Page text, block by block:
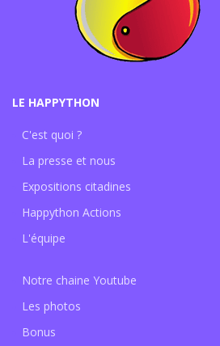
LE HAPPYTHON
C'est quoi ?
La presse et nous
Expositions citadines
Happython Actions
L'équipe
Notre chaine Youtube
Les photos
Bonus